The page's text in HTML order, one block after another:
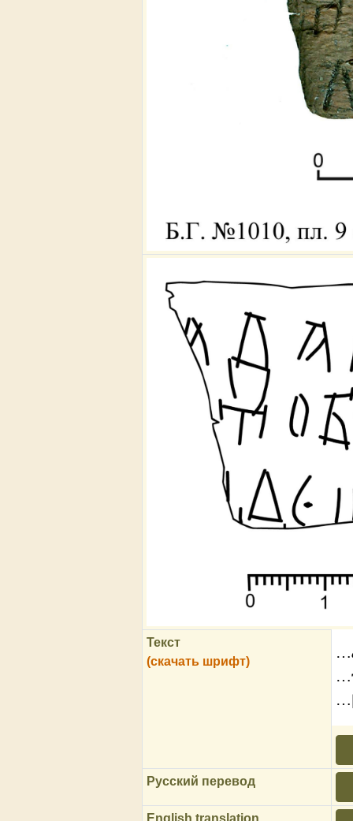
Текст
(скачать шрифт)
Русский перевод
English translation